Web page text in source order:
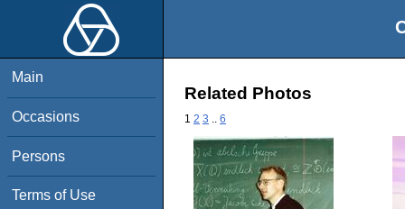
Main
Occasions
Persons
Terms of Use
Related Photos
1 2 3 6